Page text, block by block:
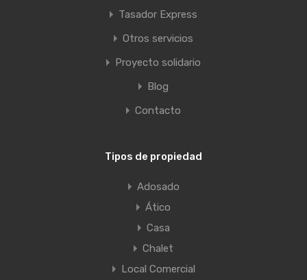
Tasador Express
Otros servicios
Proyecto solidario
Blog
Contacto
Tipos de propiedad
Adosado
Ático
Casa
Chalet
Local Comercial